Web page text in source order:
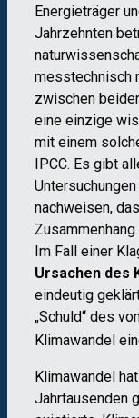
Energieträger
Jahrzehnten
messtechnisch
zwischen
eine einzige
mit einem
IPCC. Es gibt
Untersuchungen
nachweisen,
Im Fall einer
Ursachen des
eindeutig
„Schuld“ des
Klimawandel
Klimawandel
Jahrtausenden